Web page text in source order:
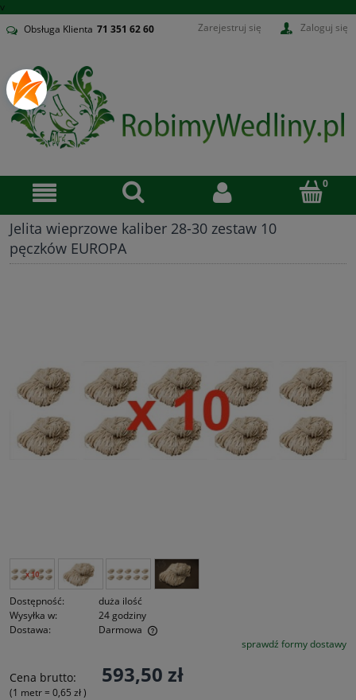
v
Obsługa Klienta 71 351 62 60 Zarejestruj się Zaloguj się
Jelita wieprzowe kaliber 28-30 zestaw 10
pęczków EUROPA
Dostępność:
duża ilość
Wysyłka w:
24 godziny
Dostawa:
Darmowa
Cena nie zawiera ewentualnych kosztów płatnościsprawdź formy dostawy
Cena brutto: 593,50 zł
(1 metr= 0,65 zł)